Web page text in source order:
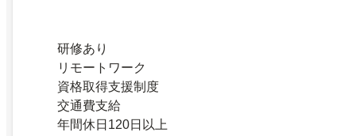
研修あり
リモートワーク
資格取得支援制度
交通費支給
年間休日120日以上